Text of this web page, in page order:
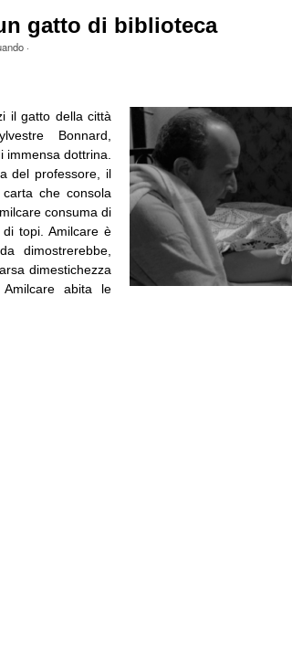
gatto di biblioteca
·
il gatto della città
Bonnard,
immensa dottrina.
del professore, il
che consola
consuma di
topi. Amilcare è
dimostrerebbe,
dimestichezza
abita le